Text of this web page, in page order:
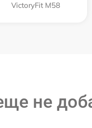
VictoryFit M58
не